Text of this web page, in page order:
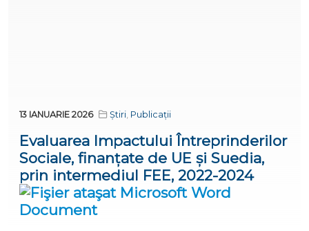
13 IANUARIE 2026 Știri Publicații
Evaluarea Impactului Întreprinderilor
Sociale, finanțate de UE și Suedia,
prin intermediul FEE, 2022-2024